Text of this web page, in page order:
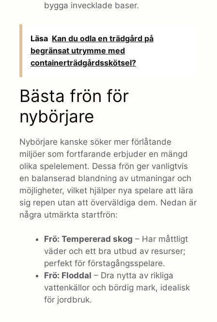
bygga invecklade baser.
Läsa Kan du odla en trädgård på
begränsat utrymme med
containerträdgårdsskötsel?
Bästa frön för
nybörjare
Nybörjare kanske söker mer förlåtande
miljöer som fortfarande erbjuder en mängd
olika spelelement. Dessa frön ger vanligtvis
en balanserad blandning av utmaningar och
möjligheter, vilket hjälper nya spelare att lära
sig repen utan att överväldiga dem. Nedan är
några utmärkta startfrön:
Frö: Tempererad skog – Har måttligt
väder och ett bra utbud av resurser;
perfekt för förstagångsspelare.
Frö: Floddal – Dra nytta av rikliga
vattenkällor och bördig mark, idealisk
för jordbruk.